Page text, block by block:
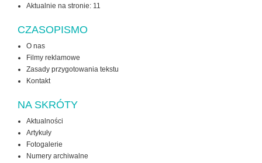
Aktualnie na stronie: 11
CZASOPISMO
O nas
Filmy reklamowe
Zasady przygotowania tekstu
Kontakt
NA SKRÓTY
Aktualności
Artykuły
Fotogalerie
Numery archiwalne